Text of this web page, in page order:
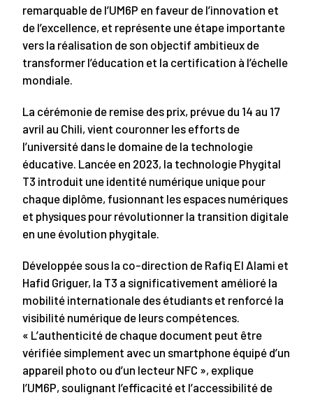
remarquable de l’UM6P en faveur de l’innovation et
de l’excellence, et représente une étape importante
vers la réalisation de son objectif ambitieux de
transformer l’éducation et la certification à l’échelle
mondiale.
La cérémonie de remise des prix, prévue du 14 au 17
avril au Chili, vient couronner les efforts de
l’université dans le domaine de la technologie
éducative. Lancée en 2023, la technologie Phygital
T3 introduit une identité numérique unique pour
chaque diplôme, fusionnant les espaces numériques
et physiques pour révolutionner la transition digitale
en une évolution phygitale.
Développée sous la co-direction de Rafiq El Alami et
Hafid Griguer, la T3 a significativement amélioré la
mobilité internationale des étudiants et renforcé la
visibilité numérique de leurs compétences.
« L’authenticité de chaque document peut être
vérifiée simplement avec un smartphone équipé d’un
appareil photo ou d’un lecteur NFC », explique
l’UM6P, soulignant l’efficacité et l’accessibilité de